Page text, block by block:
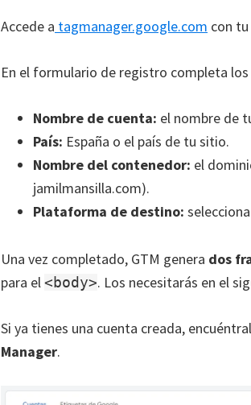
Accede a tagmanager.google.com con
En el formulario de registro completa
Nombre de cuenta: el nombre de
País: España o el país de tu sitio.
Nombre del contenedor: el
jamilmansilla.com).
Plataforma de destino: selecciona
Una vez completado, GTM genera dos
para el <body>. Los necesitarás en el
Si ya tienes una cuenta creada,
Manager.